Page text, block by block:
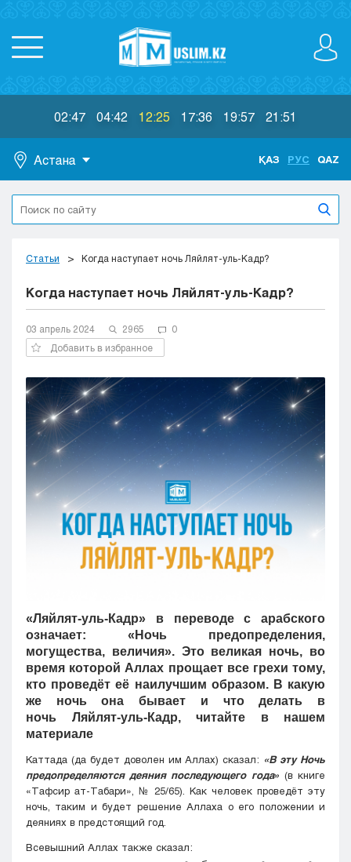
02:47 04:42 12:25 17:36 19:57 21:51
Астана
Астана
Алматы
Актобе
Жезказган
Караганда
Кокшетау
Костанай
Павлодар
Петропавловск
Семей
Талдыкорган
Тараз
Туркестан
Уральск
Усть-Каменогорск
Шымкент
ҚАЗ РУС QAZ
Статьи Когда наступает ночь Ляйлят-уль-Кадр?
Когда наступает ночь Ляйлят-уль-Кадр?
03 апрель 2024 2965
0
Добавить в избранное
«Ляйлят-уль-Кадр» в переводе с арабского
означает: «Ночь предопределения,
могущества, величия». Это великая ночь, во
время которой Аллах прощает все грехи тому,
кто проведёт её наилучшим образом. В какую
же ночь она бывает и что делать в
ночь Ляйлят-уль-Кадр, читайте в нашем
материале
Каттада (да будет доволен им Аллах) сказал: «В эту Ночь
предопределяются деяния последующего года» (в книге
«Тафсир ат-Табари», № 25/65). Как человек проведёт эту
ночь, таким и будет решение Аллаха о его положении и
деяниях в предстоящий год.
Всевышний Аллах также сказал: